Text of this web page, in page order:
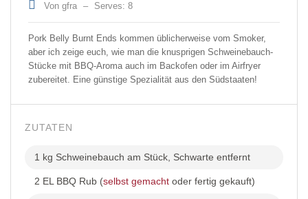
Von gfra – Serves: 8
Pork Belly Burnt Ends kommen üblicherweise vom Smoker,
aber ich zeige euch, wie man die knusprigen Schweinebauch-
Stücke mit BBQ-Aroma auch im Backofen oder im Airfryer
zubereitet. Eine günstige Spezialität aus den Südstaaten!
ZUTATEN
1 kg Schweinebauch am Stück, Schwarte entfernt
2 EL BBQ Rub (selbst gemacht oder fertig gekauft)